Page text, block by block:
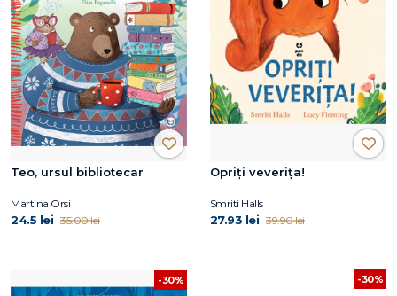
Teo, ursul bibliotecar
Martina Orsi
24.5 lei 35.00 lei
Opriți veverița!
Smriti Halls
27.93 lei 39.90 lei
-30% -30%